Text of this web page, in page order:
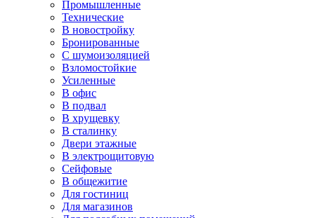
Промышленные
Технические
В новостройку
Бронированные
С шумоизоляцией
Взломостойкие
Усиленные
В офис
В подвал
В хрущевку
В сталинку
Двери этажные
В электрощитовую
Сейфовые
В общежитие
Для гостиниц
Для магазинов